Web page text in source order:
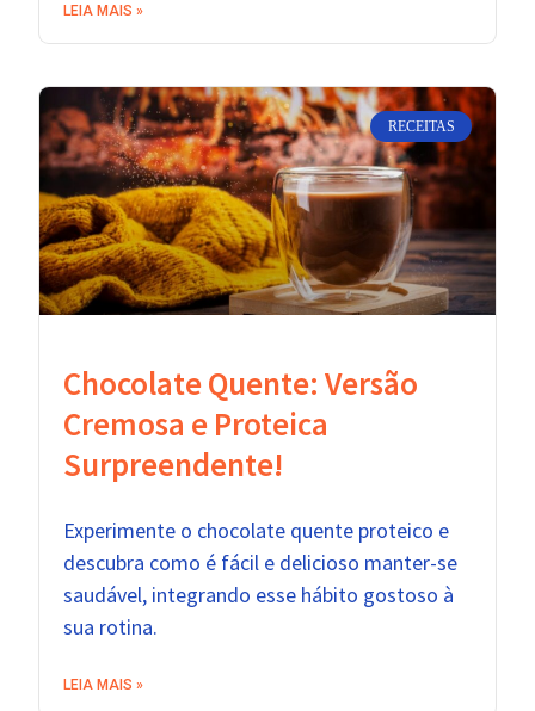
LEIA MAIS »
RECEITAS
Chocolate Quente: Versão
Cremosa e Proteica
Surpreendente!
Experimente o chocolate quente proteico e
descubra como é fácil e delicioso manter-se
saudável, integrando esse hábito gostoso à
sua rotina.
LEIA MAIS »